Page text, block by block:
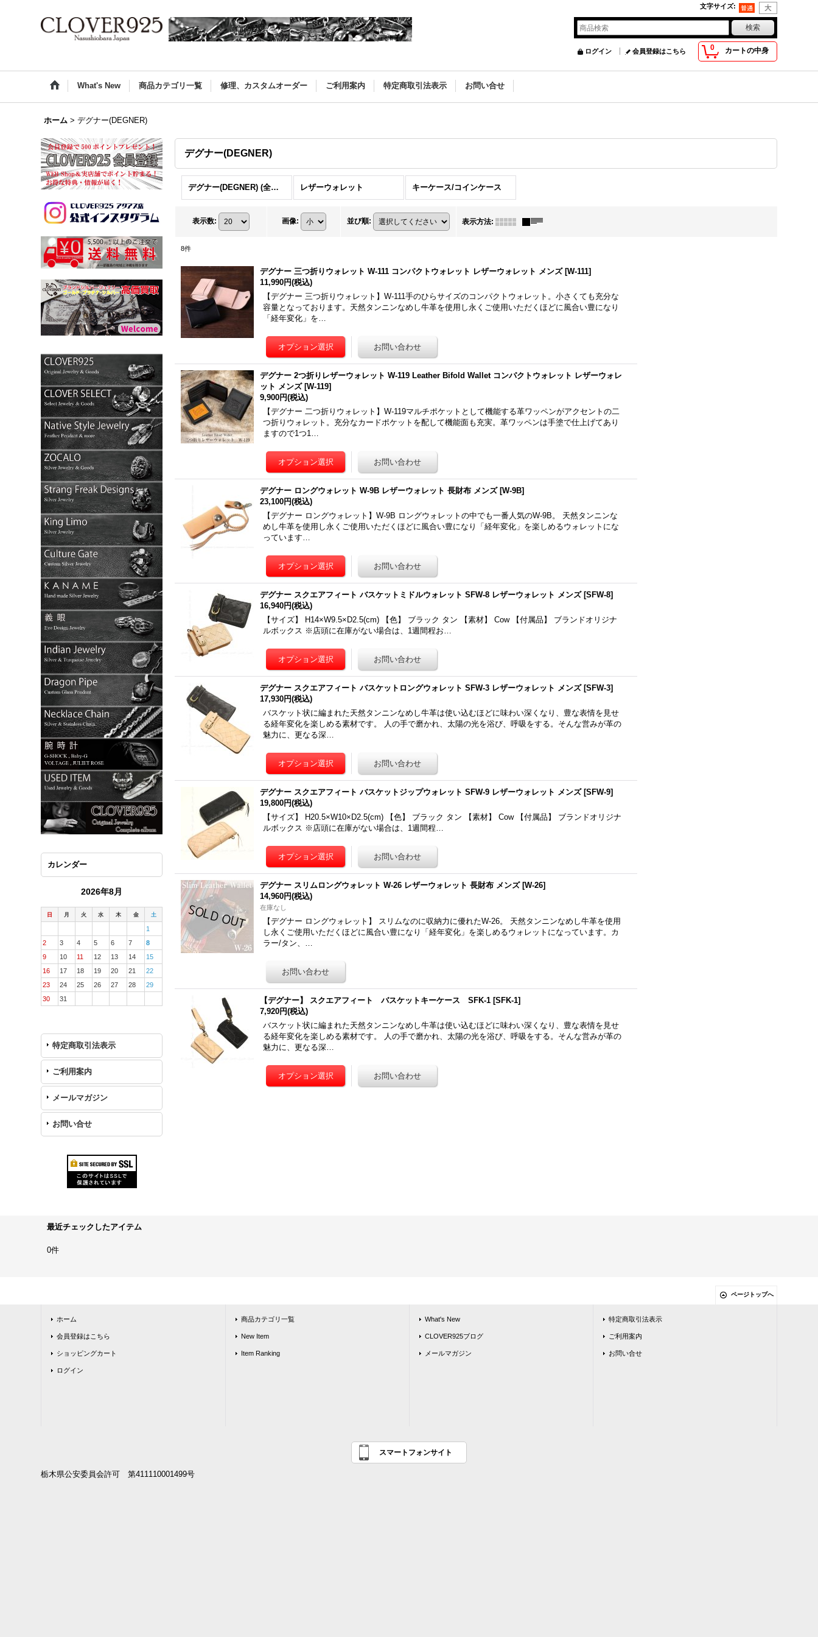
文字サイズ:
0 カートの中身
ログイン 会員登録はこちら
What's New 商品カテゴリ一覧 修理、カスタムオーダー ご利用案内 特定商取引法表示 お問い合せ
ホーム > デグナー(DEGNER)
カレンダー
2026年8月
日 月 火 水 木 金 土
1
2
3 4 5 6 7
8
9
10 11 12 13 14
15
16
17 18 19 20 21
22
23
24 25 26 27 28
29
30
31
特定商取引法表示
ご利用案内
メールマガジン
お問い合せ
デグナー(DEGNER)
デグナー(DEGNER) (全商品) レザーウォレット キーケース/コインケース
表示数: 画像: 並び順: 表示方法:
8件
デグナー 三つ折りウォレット W-111 コンパクトウォレット レザーウォレット メンズ [W-111]
11,990円(税込)
【デグナー 三つ折りウォレット】W-111手のひらサイズのコンパクトウォレット。小さくても充分な
容量となっております。天然タンニンなめし牛革を使用し永くご使用いただくほどに風合い豊になり
「経年変化」を…
デグナー 2つ折りレザーウォレット W-119 Leather Bifold Wallet コンパクトウォレット レザーウォレ
ット メンズ [W-119]
9,900円(税込)
【デグナー 二つ折りウォレット】W-119マルチポケットとして機能する革ワッペンがアクセントの二
つ折りウォレット。充分なカードポケットを配して機能面も充実。革ワッペンは手塗で仕上げてあり
ますので1つ1…
デグナー ロングウォレット W-9B レザーウォレット 長財布 メンズ [W-9B]
23,100円(税込)
【デグナー ロングウォレット】W-9B ロングウォレットの中でも一番人気のW-9B。 天然タンニンな
めし牛革を使用し永くご使用いただくほどに風合い豊になり「経年変化」を楽しめるウォレットにな
っています…
デグナー スクエアフィート バスケットミドルウォレット SFW-8 レザーウォレット メンズ [SFW-8]
16,940円(税込)
【サイズ】 H14×W9.5×D2.5(cm) 【色】 ブラック タン 【素材】 Cow 【付属品】 ブランドオリジナ
ルボックス ※店頭に在庫がない場合は、1週間程お…
デグナー スクエアフィート バスケットロングウォレット SFW-3 レザーウォレット メンズ [SFW-3]
17,930円(税込)
バスケット状に編まれた天然タンニンなめし牛革は使い込むほどに味わい深くなり、豊な表情を見せ
る経年変化を楽しめる素材です。 人の手で磨かれ、太陽の光を浴び、呼吸をする。そんな営みが革の
魅力に、更なる深…
デグナー スクエアフィート バスケットジップウォレット SFW-9 レザーウォレット メンズ [SFW-9]
19,800円(税込)
【サイズ】 H20.5×W10×D2.5(cm) 【色】 ブラック タン 【素材】 Cow 【付属品】 ブランドオリジナ
ルボックス ※店頭に在庫がない場合は、1週間程…
デグナー スリムロングウォレット W-26 レザーウォレット 長財布 メンズ [W-26]
14,960円(税込)
在庫なし
【デグナー ロングウォレット】 スリムなのに収納力に優れたW-26。 天然タンニンなめし牛革を使用
し永くご使用いただくほどに風合い豊になり「経年変化」を楽しめるウォレットになっています。カ
ラー/タン、…
【デグナー】 スクエアフィート バスケットキーケース SFK-1 [SFK-1]
7,920円(税込)
バスケット状に編まれた天然タンニンなめし牛革は使い込むほどに味わい深くなり、豊な表情を見せ
る経年変化を楽しめる素材です。 人の手で磨かれ、太陽の光を浴び、呼吸をする。そんな営みが革の
魅力に、更なる深…
最近チェックしたアイテム
0件
ページトップへ
ホーム
会員登録はこちら
ショッピングカート
ログイン
商品カテゴリ一覧
New Item
Item Ranking
What's New
CLOVER925ブログ
メールマガジン
特定商取引法表示
ご利用案内
お問い合せ
スマートフォンサイト
栃木県公安委員会許可 第411110001499号